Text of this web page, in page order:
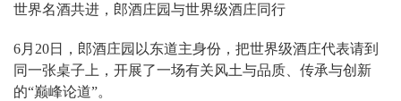
世界名酒共进，郎酒庄园与世界级酒庄同行
6月20日，郎酒庄园以东道主身份，把世界级酒庄代表请到
同一张桌子上，开展了一场有关风土与品质、传承与创新
的“巅峰论道”。